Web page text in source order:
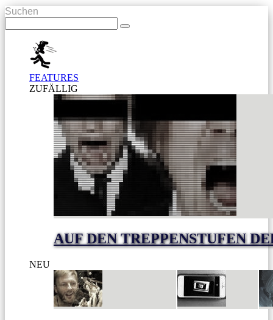
Suchen
FEATURES
ZUFÄLLIG
AUF DEN TREPPENSTUFEN
NEU